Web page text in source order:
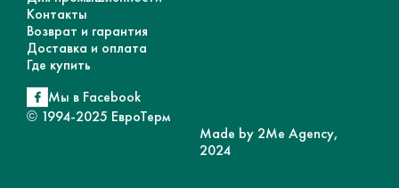
Контакты
Возврат и гарантия
Доставка и оплата
Где купить
Мы в Facebook
© 1994-2025 ЕвроТерм
Made by 2Me Agency,
2024